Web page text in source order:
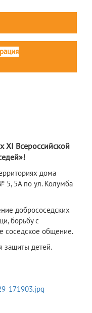
XI Всероссийской
дома
5, 5А по ул. Колумба
добрососедских
борьбу с
соседское общение.
защиты детей.